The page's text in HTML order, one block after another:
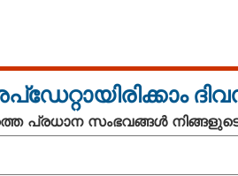
പ്രധാന സംഭവങ്ങൾ